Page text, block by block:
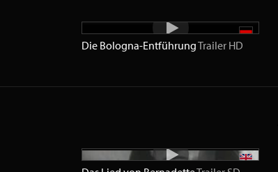
Die Bologna-EntführungTrailer HD